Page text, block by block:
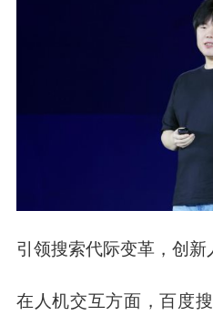
引领搜索代际变革，创新
在人机交互方面，百度